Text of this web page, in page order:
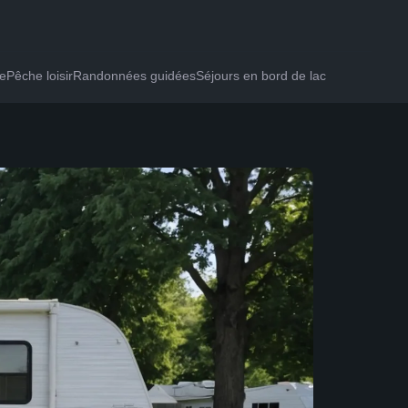
Pêche loisirRandonnées guidéesSéjours en bord de lac